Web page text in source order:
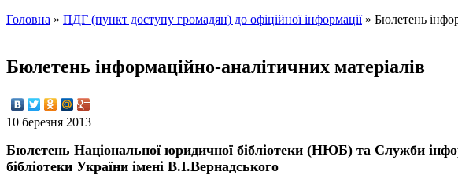
Головна » ПДГ (пункт доступу громадян) до офіційної інформації» Бюлетень
Бюлетень інформаційно-аналітичних матеріалів
10 березня 2013
Бюлетень Національної юридичної бібліотеки (НЮБ) та Служби
бібліотеки України імені В.І.Вернадського